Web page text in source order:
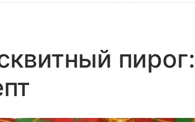
пирог: